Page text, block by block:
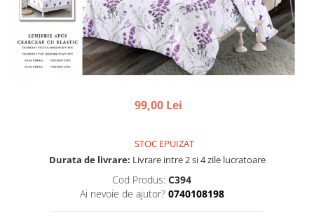
99,00 Lei
STOC EPUIZAT
Durata de livrare: Livrare intre 2 si 4 zile lucratoare
Cod Produs: C394
Ai nevoie de ajutor? 0740108198